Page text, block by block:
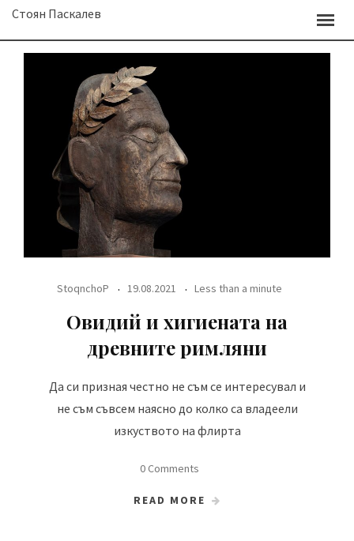
Skip
content
Стоян Паскалев
StoqnchoP 19.08.2021 Less than a minute
Овидий и хигиената на
древните римляни
Да си призная честно не съм се интересувал и
не съм съвсем наясно до колко са владеели
изкуството на флирта
0 Comments
READ MORE